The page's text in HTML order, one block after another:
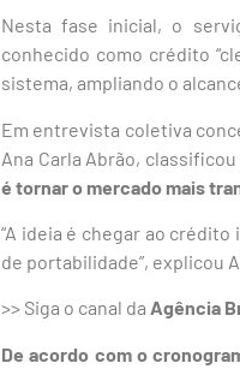
Nesta fase inicial, o
conhecido como crédito
sistema, ampliando o
Em entrevista coletiva
Ana Carla Abrão,
é tornar o mercado mais
“A ideia é chegar ao
de portabilidade”, explicou
>> Siga o canal da Agência
De acordo com o